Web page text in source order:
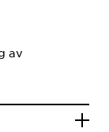
av